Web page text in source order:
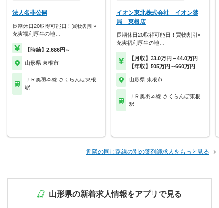
法人名非公開
長期休日20取得可能日！買物割引×
充実福利厚生の地…
【時給】2,686円～
山形県 東根市
ＪＲ奥羽本線 さくらんぼ東根
駅
イオン東北株式会社 イオン薬
局 東根店
長期休日20取得可能日！買物割引×
充実福利厚生の地…
【月収】33.0万円～44.0万円
【年収】505万円～660万円
山形県 東根市
ＪＲ奥羽本線 さくらんぼ東根
駅
近隣の同じ路線の別の薬剤師求人をもっと見る
山形県の新着求人情報をアプリで見る